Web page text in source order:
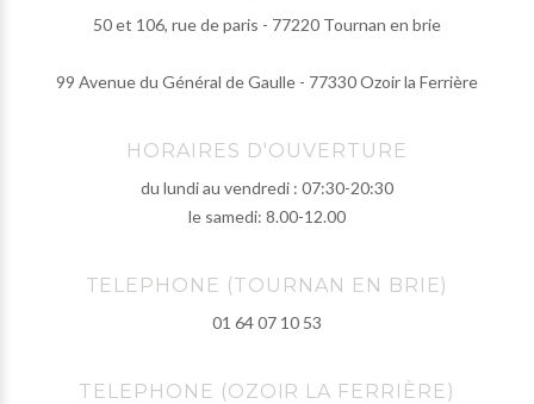
50 et 106, rue de paris - 77220 Tournan en brie
99 Avenue du Général de Gaulle - 77330 Ozoir la Ferrière
HORAIRES D'OUVERTURE
du lundi au vendredi : 07:30-20:30
le samedi: 8.00-12.00
TELEPHONE (TOURNAN EN BRIE)
01 64 07 10 53
TELEPHONE (OZOIR LA FERRIÈRE)